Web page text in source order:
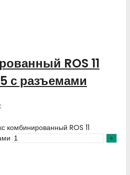
ROS 11
с разъемами
комбинированный ROS 11